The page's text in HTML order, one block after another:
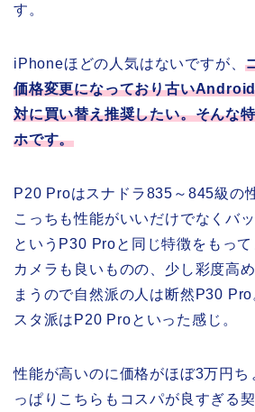
す。
iPhoneほどの人気はないですが、
価格変更になっており古い
対に買い替え推奨したい。そんな
ホです。
P20 Proはスナドラ835～845級の
こっちも性能がいいだけでなくバ
というP30 Proと同じ特徴をもって
カメラも良いものの、少し彩度高
まうので自然派の人は断然P30
スタ派はP20 Proといった感じ。
性能が高いのに価格がほぼ3万円ち
っぱりこちらもコスパが良すぎる